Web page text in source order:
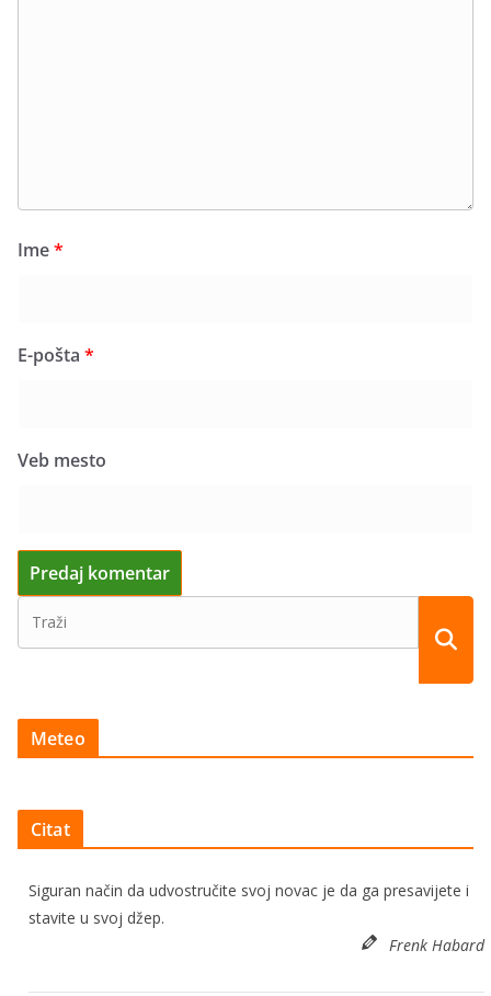
Ime*
E-pošta *
Veb mesto
Meteo
Citat
Siguran način da udvostručite svoj novac je da ga presavijete i
stavite u svoj džep.
Frenk Habard